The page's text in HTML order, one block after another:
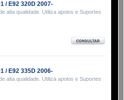
/ E92 320D 2007-
alta qualidade. Utiliza apoios e Suportes
/ E92 335D 2006-
alta qualidade. Utiliza apoios e Suportes